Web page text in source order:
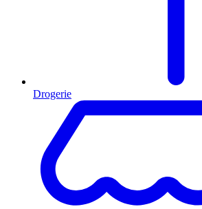
Drogerie